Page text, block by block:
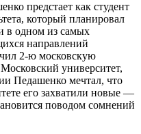
предстает как студент
который планировал
в одном из самых
направлений
2-ю московскую
университет,
Педашенко мечтал, что
его захватили новые —
поводом сомнений